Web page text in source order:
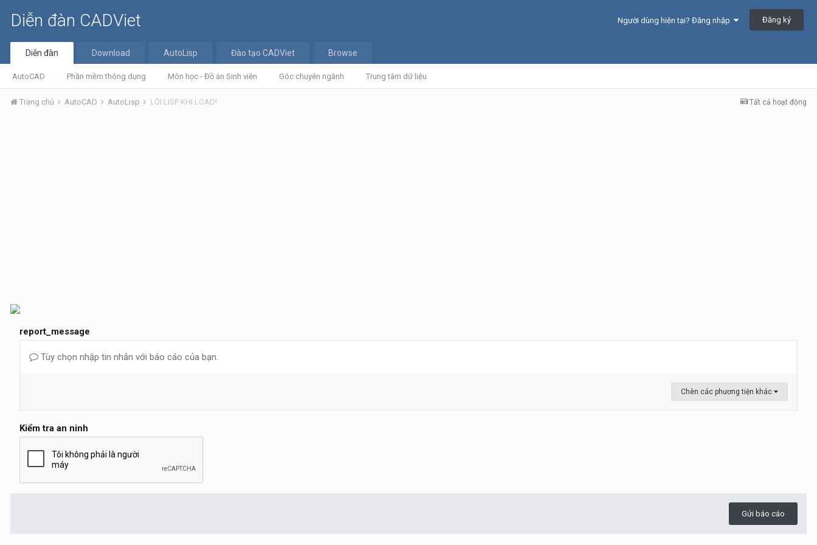
Diễn đàn CADViet Người dùng hiện tại? Đăng nhập Đăng ký
Diễn đàn
AutoCAD Phần mềm thông dụng Môn học - Đồ án Sinh viên Góc chuyên ngành Trung tâm dữ liệu
Download AutoLisp Đào tạo CADViet Browse
Tất cả hoạt động
Trang chủ AutoCAD AutoLisp LỖI LISP KHI LOAD!
report_message
Tùy chọn nhập tin nhắn với báo cáo của bạn.
Chèn các phương tiện khác
Kiểm tra an ninh
Gửi báo cáo